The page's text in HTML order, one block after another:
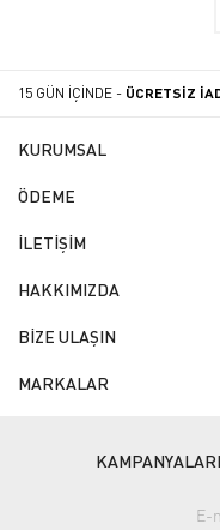
15 GÜN İÇİNDE - ÜCRETSİZ
KURUMSAL
ÖDEME
İLETİŞİM
HAKKIMIZDA
BİZE ULAŞIN
MARKALAR